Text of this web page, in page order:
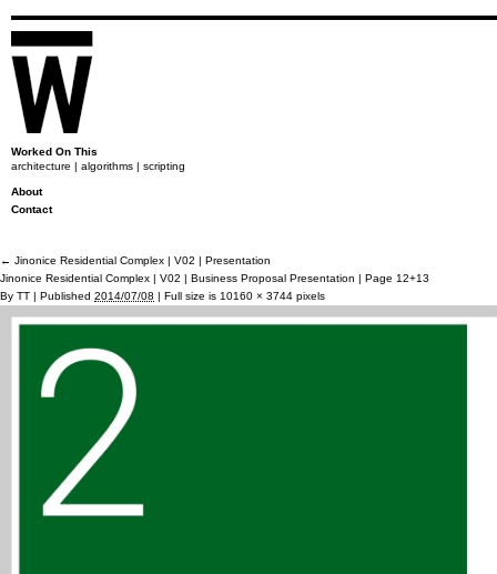
Worked On This
architecture | algorithms | scripting
About
Contact
← Jinonice Residential Complex | V02 | Presentation
Jinonice Residential Complex | V02 | Business Proposal Presentation | Page 12+13
By TT | Published 2014/07/08 | Full size is 10160 × 3744 pixels